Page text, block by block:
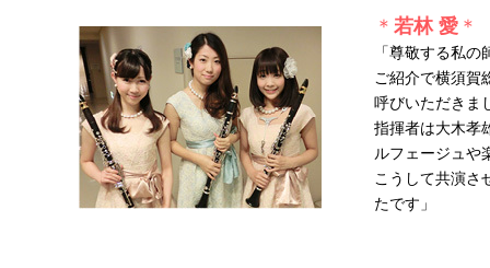
＊若林 愛 ＊
「尊敬する私
ご紹介で横須賀
呼びいただきま
指揮者は大木孝
ルフェージュや
こうして共演さ
たです」